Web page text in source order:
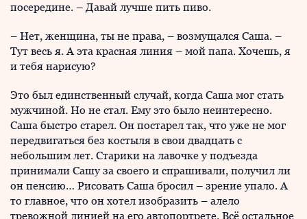
посередине. – Давай лучше пить пиво.
– Нет, женщина, ты не права, – возмущался Саша. –
Тут весь я. А эта красная линия – мой папа. Хочешь, я
и тебя нарисую?
Это был единственный случай, когда Саша мог стать
мужчиной. Но не стал. Ему это было неинтересно.
Саша быстро старел. Он постарел так, что уже не мог
передвигаться без костыля в свои двадцать с
небольшим лет. Старики на лавочке у подъезда
принимали Сашу за своего и спрашивали, получил ли
он пенсию… Рисовать Саша бросил – зрение упало. А
то главное, что он хотел изобразить – алело
тревожной линией на его автопортрете. Всё остальное